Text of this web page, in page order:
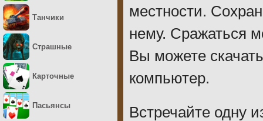
местности.
нему. Сражаться
Вы можете
компьютер.
Встречайте одну
Танчики
Страшные
Карточные
Пасьянсы